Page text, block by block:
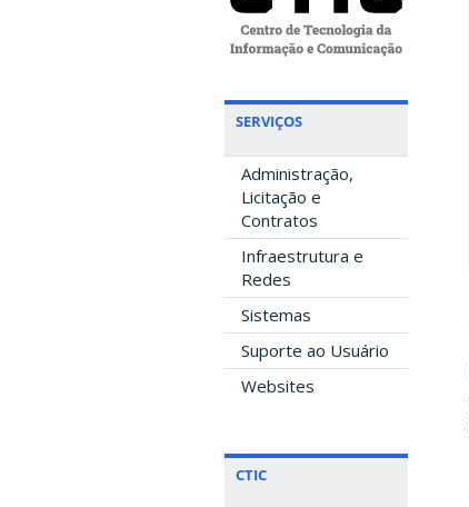
SERVIÇOS
Administração,
Licitação e
Contratos
Infraestrutura e
Redes
Sistemas
Suporte ao Usuário
Websites
CTIC